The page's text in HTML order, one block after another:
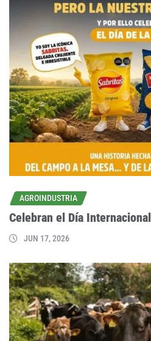
AGROINDUSTRIA
Celebran el Día
JUN 17, 2026